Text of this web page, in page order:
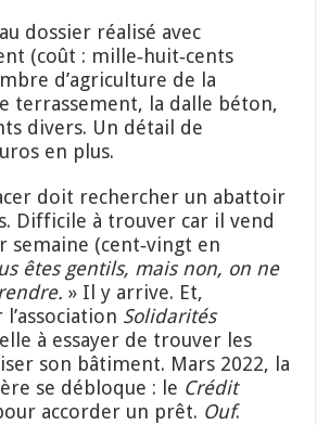
dossier réalisé avec
(coût : mille‑huit‑cents
d’agriculture de la
terrassement, la dalle béton,
divers. Un détail de
en plus.
doit rechercher un abattoir
Difficile à trouver car il vend
semaine (cent‑vingt en
êtes gentils, mais non, on ne
» Il y arrive. Et,
Solidarités
à essayer de trouver les
son bâtiment. Mars 2022, la
se débloque : le Crédit
accorder un prêt. Ouf.